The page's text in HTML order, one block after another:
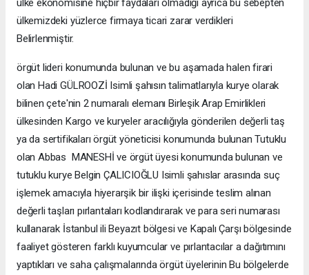
ülke ekonomisine hiçbir faydaları olmadığı ayrıca bu sebepten
ülkemizdeki yüzlerce firmaya ticari zarar verdikleri
Belirlenmiştir.
örgüt lideri konumunda bulunan ve bu aşamada halen firari
olan Hadi GÜLROOZİ Isimli şahısın talimatlarıyla kurye olarak
bilinen çete'nin 2 numaralı elemanı Birleşik Arap Emirlikleri
ülkesinden Kargo ve kuryeler aracılığıyla gönderilen değerli taş
ya da sertifikaları örgüt yöneticisi konumunda bulunan Tutuklu
olan Abbas MANESHİ ve örgüt üyesi konumunda bulunan ve
tutuklu kurye Belgin ÇALICIOĞLU Isimli şahıslar arasında suç
işlemek amacıyla hiyerarşik bir ilişki içerisinde teslim alınan
değerli taşları pırlantaları kodlandırarak ve para seri numarası
kullanarak İstanbul ili Beyazıt bölgesi ve Kapalı Çarşı bölgesinde
faaliyet gösteren farklı kuyumcular ve pırlantacılar a dağıtımını
yaptıkları ve saha çalışmalarında örgüt üyelerinin Bu bölgelerde